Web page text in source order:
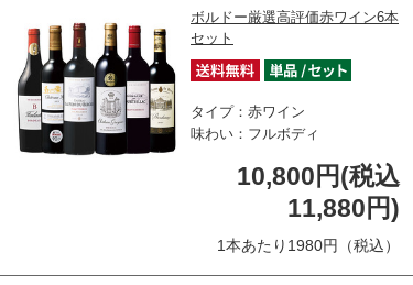
ボルドー厳選高評価赤ワイン6本
セット
タイプ：赤ワイン
味わい：フルボディ
10,800円(税込
11,880円)
1本あたり1980円（税込）